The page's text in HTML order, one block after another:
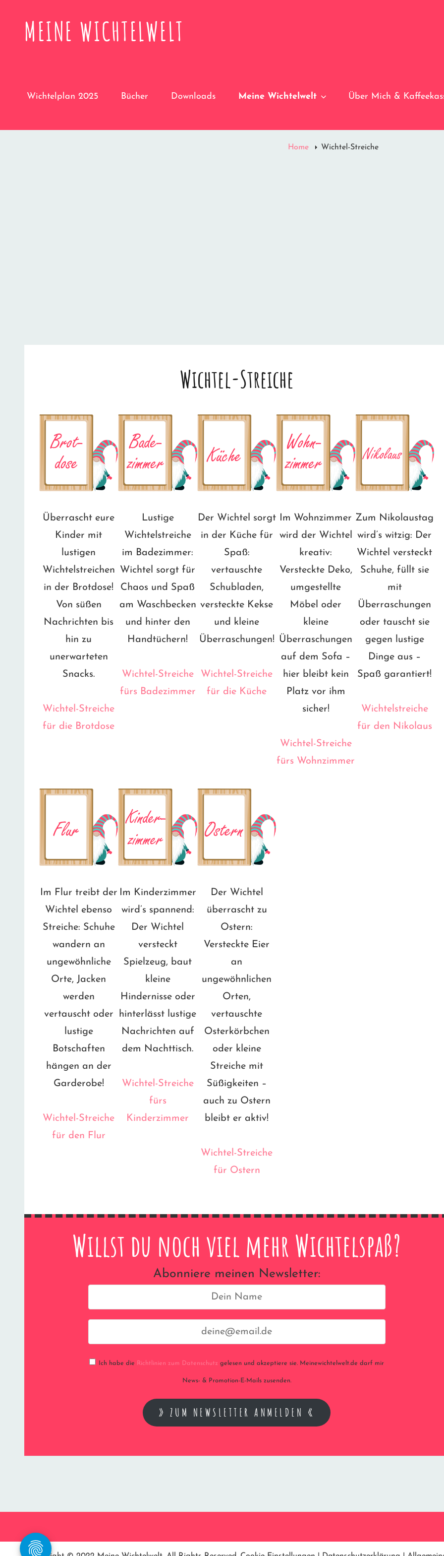
MEINE WICHTELWELT
Wichtelplan 2025 Bücher Downloads Meine Wichtelwelt Über Mich &
Home Wichtel-Streiche
Wichtel-Streiche
Überrascht eure
Kinder mit
lustigen
Wichtelstreichen
in der Brotdose!
Von süßen
Nachrichten bis
hin zu
unerwarteten
Snacks.
Wichtel-Streiche
für die Brotdose
Lustige
Wichtelstreiche
im Badezimmer:
Wichtel sorgt für
Chaos und Spaß
am Waschbecken
und hinter den
Handtüchern!
Wichtel-Streiche
fürs Badezimmer
Der Wichtel sorgt
in der Küche für
Spaß:
vertauschte
Schubladen,
versteckte Kekse
und kleine
Überraschungen!
Wichtel-Streiche
für die Küche
Im Wohnzimmer
wird der Wichtel
kreativ:
Versteckte Deko,
umgestellte
Möbel oder
kleine
Überraschungen
auf dem Sofa –
hier bleibt kein
Platz vor ihm
sicher!
Wichtel-Streiche
fürs Wohnzimmer
Zum Nikolaustag
wird’s witzig: Der
Wichtel versteckt
Schuhe, füllt sie
mit
Überraschungen
oder tauscht sie
gegen lustige
Dinge aus –
Spaß garantiert!
Wichtelstreiche
für den Nikolaus
Im Flur treibt der
Wichtel ebenso
Streiche: Schuhe
wandern an
ungewöhnliche
Orte, Jacken
werden
vertauscht oder
lustige
Botschaften
hängen an der
Garderobe!
Wichtel-Streiche
für den Flur
Im Kinderzimmer
wird’s spannend:
Der Wichtel
versteckt
Spielzeug, baut
kleine
Hindernisse oder
hinterlässt lustige
Nachrichten auf
dem Nachttisch.
Wichtel-Streiche
fürs
Kinderzimmer
Der Wichtel
überrascht zu
Ostern:
Versteckte Eier
an
ungewöhnlichen
Orten,
vertauschte
Osterkörbchen
oder kleine
Streiche mit
Süßigkeiten –
auch zu Ostern
bleibt er aktiv!
Wichtel-Streiche
für Ostern
Willst du noch viel mehr Wichtelspaß?
Abonniere meinen Newsletter:
Ich habe die Richtlinien zum Datenschutz gelesen und akzeptiere sie. Meinewichtelwelt.de darf mir
News- & Promotion-E-Mails zusenden.
» ZUM NEWSLETTER ANMELDEN «